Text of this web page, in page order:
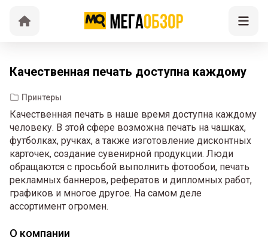
Качественная печать доступна каждому
Принтеры
Качественная печать в наше время доступна каждому
человеку. В этой сфере возможна печать на чашках,
футболках, ручках, а также изготовление дисконтных
карточек, создание сувенирной продукции. Люди
обращаются с просьбой выполнить фотообои, печать
рекламных баннеров, рефератов и дипломных работ,
графиков и многое другое. На самом деле
ассортимент огромен.
О компании